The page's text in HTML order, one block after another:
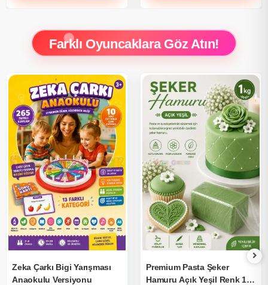
Farklı Oyuncaklara Göz Atın!
Zeka Çarkı Bigi Yarışması
Anaokulu Versiyonu
Premium Pasta Şeker
Hamuru Açık Yeşil Renk 1